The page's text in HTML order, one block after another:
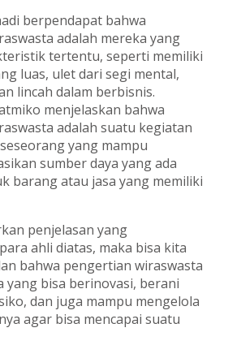
berpendapat bahwa
adalah mereka yang
tertentu, seperti memiliki
luas, ulet dari segi mental,
lincah dalam berbisnis.
menjelaskan bahwa
adalah suatu kegiatan
yang mampu
sumber daya yang ada
barang atau jasa yang memiliki
penjelasan yang
ahli diatas, maka bisa kita
bahwa pengertian wiraswasta
yang bisa berinovasi, berani
dan juga mampu mengelola
agar bisa mencapai suatu